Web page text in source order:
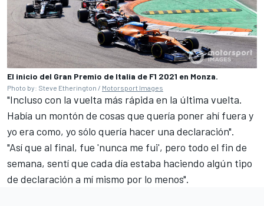
El inicio del Gran Premio de Italia de F1 2021 en Monza.
Photo by: Steve Etherington / Motorsport Images
"Incluso con la vuelta más rápida en la última vuelta.
Había un montón de cosas que quería poner ahí fuera y
yo era como, yo sólo quería hacer una declaración".
"Así que al final, fue 'nunca me fui', pero todo el fin de
semana, sentí que cada día estaba haciendo algún tipo
de declaración a mí mismo por lo menos".